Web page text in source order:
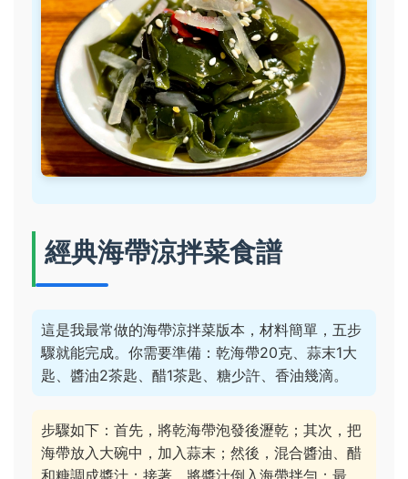
經典海帶涼拌菜食譜
這是我最常做的海帶涼拌菜版本，材料簡單，五步
驟就能完成。你需要準備：乾海帶20克、蒜末1大
匙、醬油2茶匙、醋1茶匙、糖少許、香油幾滴。
步驟如下：首先，將乾海帶泡發後瀝乾；其次，把
海帶放入大碗中，加入蒜末；然後，混合醬油、醋
和糖調成醬汁；接著，將醬汁倒入海帶拌勻；最